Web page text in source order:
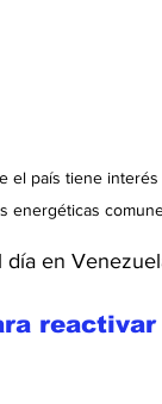
el país tiene
energéticas
en